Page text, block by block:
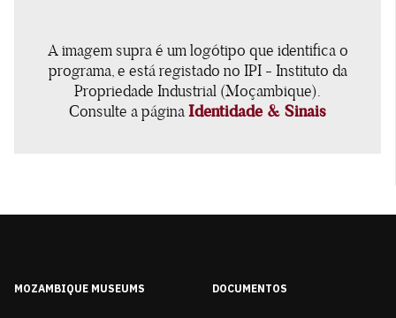
A imagem supra é um logótipo que identifica o
programa, e está registado no IPI - Instituto da
Propriedade Industrial (Moçambique).
Consulte a páginaIdentidade & Sinais
MOZAMBIQUE MUSEUMS DOCUMENTOS